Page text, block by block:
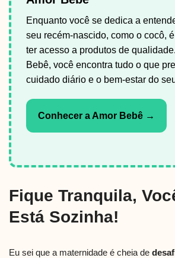
Enquanto você se dedica a
seu recém-nascido, como o cocô,
ter acesso a produtos de
Bebê, você encontra tudo o que
cuidado diário e o bem-estar do
Conhecer a Amor Bebê →
Fique Tranquila,
Está Sozinha!
Eu sei que a maternidade é cheia de